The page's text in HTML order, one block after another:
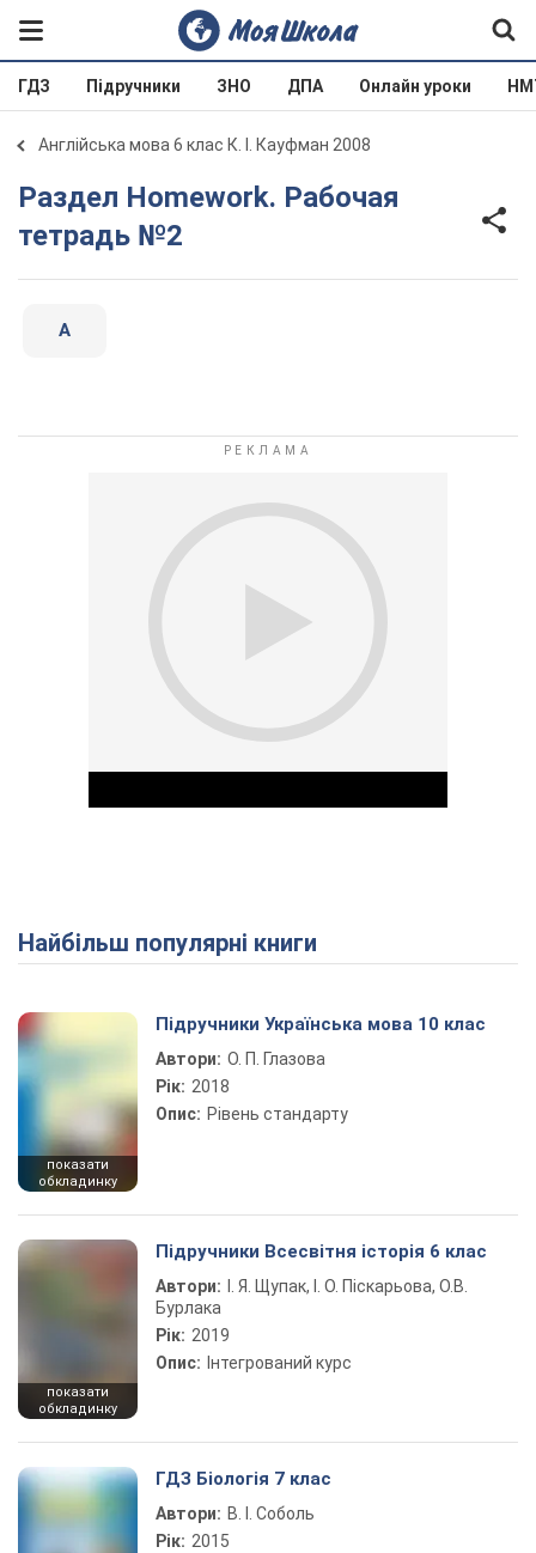
ГДЗ Підручники ЗНО ДПА Онлайн уроки
Англійська мова 6 клас К. І. Кауфман 2008
Раздел Homework. Рабочая
тетрадь №2
A
Play Video
Найбільш популярні книги
показати
обкладинку
Підручники Українська мова 10 клас
Автори: О. П. Глазова
Рік: 2018
Опис: Рівень стандарту
показати
обкладинку
Підручники Всесвітня історія 6 клас
Автори:
І. Я. Щупак, І. О. Піскарьова, О.В.
Бурлака
Рік: 2019
Опис: Інтегрований курс
ГДЗ Біологія 7 клас
Автори: В. І. Соболь
Рік: 2015